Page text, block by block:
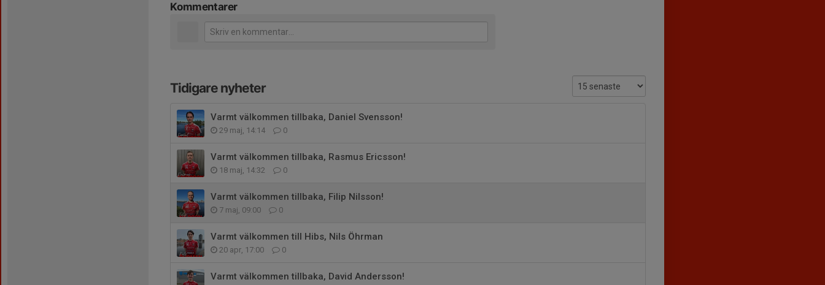
Kommentarer
Tidigare nyheter
Varmt välkommen tillbaka, Daniel Svensson!
29 maj, 14:14 0
Varmt välkommen tillbaka, Rasmus Ericsson!
18 maj, 14:32 0
Varmt välkommen tillbaka, Filip Nilsson!
7 maj, 09:00 0
Varmt välkommen till Hibs, Nils Öhrman
20 apr, 17:00 0
Varmt välkommen tillbaka, David Andersson!